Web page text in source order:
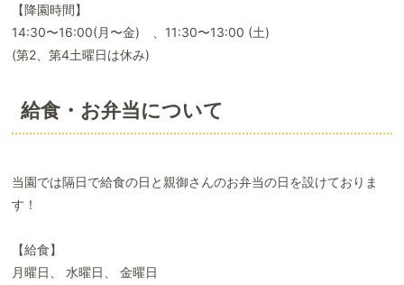
【降園時間】
14:30〜16:00(月〜金) 、11:30〜13:00 (土)
(第2、第4土曜日は休み)
給食・お弁当について
当園では隔日で給食の日と親御さんのお弁当の日を設けておりま
す！
【給食】
月曜日、 水曜日、 金曜日